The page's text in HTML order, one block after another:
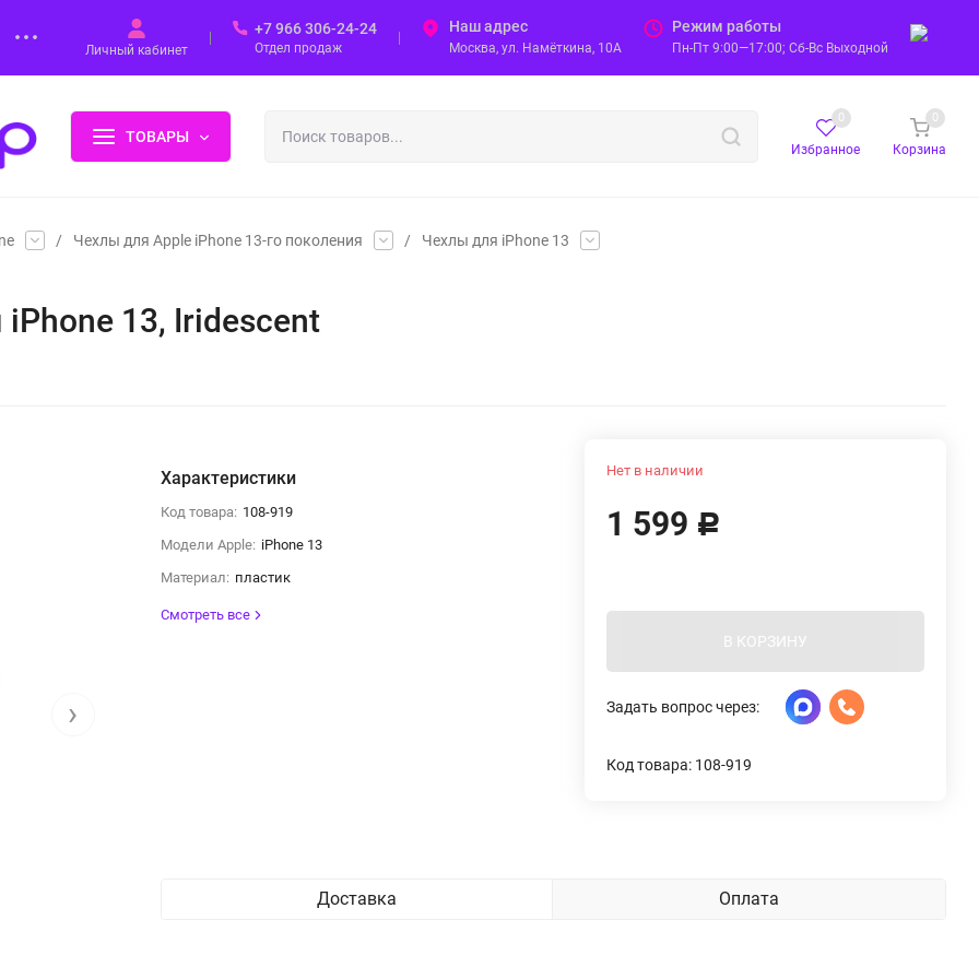
Личный кабинет
+7 966 306-24-24
Отдел продаж
Наш адрес
Москва, ул. Намёткина, 10А
Режим работы
Пн-Пт 9:00—17:00; Сб-Вс Выходной
ТОВАРЫ
Избранное
0
Корзина
0
/ Чехлы для Apple iPhone 13-го поколения / Чехлы для iPhone 13
13, Iridescent
›
Характеристики
Код товара: 108-919
Модели Apple: iPhone 13
Материал: пластик
Смотреть все
Нет в наличии
1 599 Р
В КОРЗИНУ
Задать вопрос через:
Код товара: 108-919
Доставка Оплата